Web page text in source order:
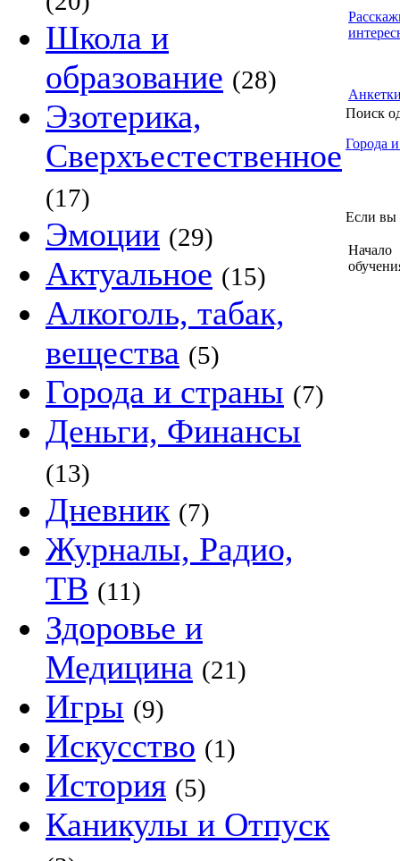
Школа и
образование (28)
Эзотерика,
Сверхъестественное
(17)
Эмоции (29)
Актуальное (15)
Алкоголь, табак,
вещества (5)
Города и страны (7)
Деньги, Финансы
(13)
Дневник (7)
Журналы, Радио,
ТВ (11)
Здоровье и
Медицина (21)
Игры (9)
Искусство (1)
История (5)
Каникулы и Отпуск
Поиск
Города
Если вы
Начало